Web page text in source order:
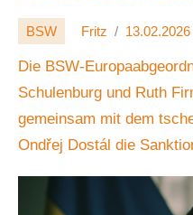
BSW Fritz 13.02.2026
Die BSW-
Schulenburg und Ruth
gemeinsam mit dem
Ondřej Dostál die